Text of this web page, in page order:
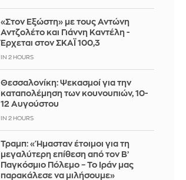
«Στον Εξώστη» με τους Αντώνη
Αντζολέτο και Γιάννη Καντέλη -
Έρχεται στον ΣΚΑΪ 100,3
IN 2 HOURS
Θεσσαλονίκη: Ψεκασμοί για την
καταπολέμηση των κουνουπιών, 10-
12 Αυγούστου
IN 2 HOURS
Τραμπ: «Ήμασταν έτοιμοι για τη
μεγαλύτερη επίθεση από τον Β’
Παγκόσμιο Πόλεμο – Το Ιράν μας
παρακάλεσε να μιλήσουμε»